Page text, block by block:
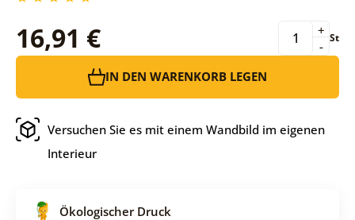
16,91 € -
+ St
IN DEN WARENKORB LEGEN
Versuchen Sie es mit einem Wandbild im eigenen
Interieur
Ökologischer Druck